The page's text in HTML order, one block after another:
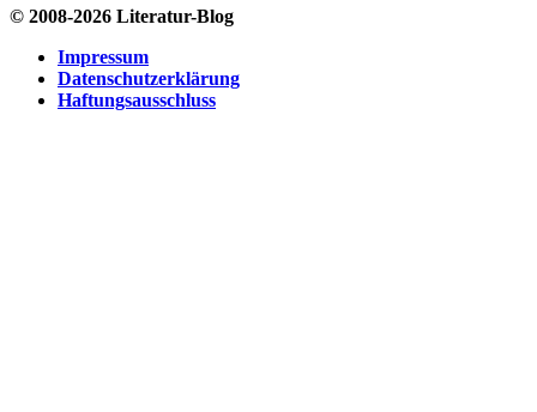
© 2008-2026 Literatur-Blog
Impressum
Datenschutzerklärung
Haftungsausschluss